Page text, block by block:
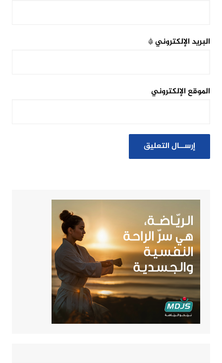
البريد الإلكتروني*
الموقع الإلكتروني